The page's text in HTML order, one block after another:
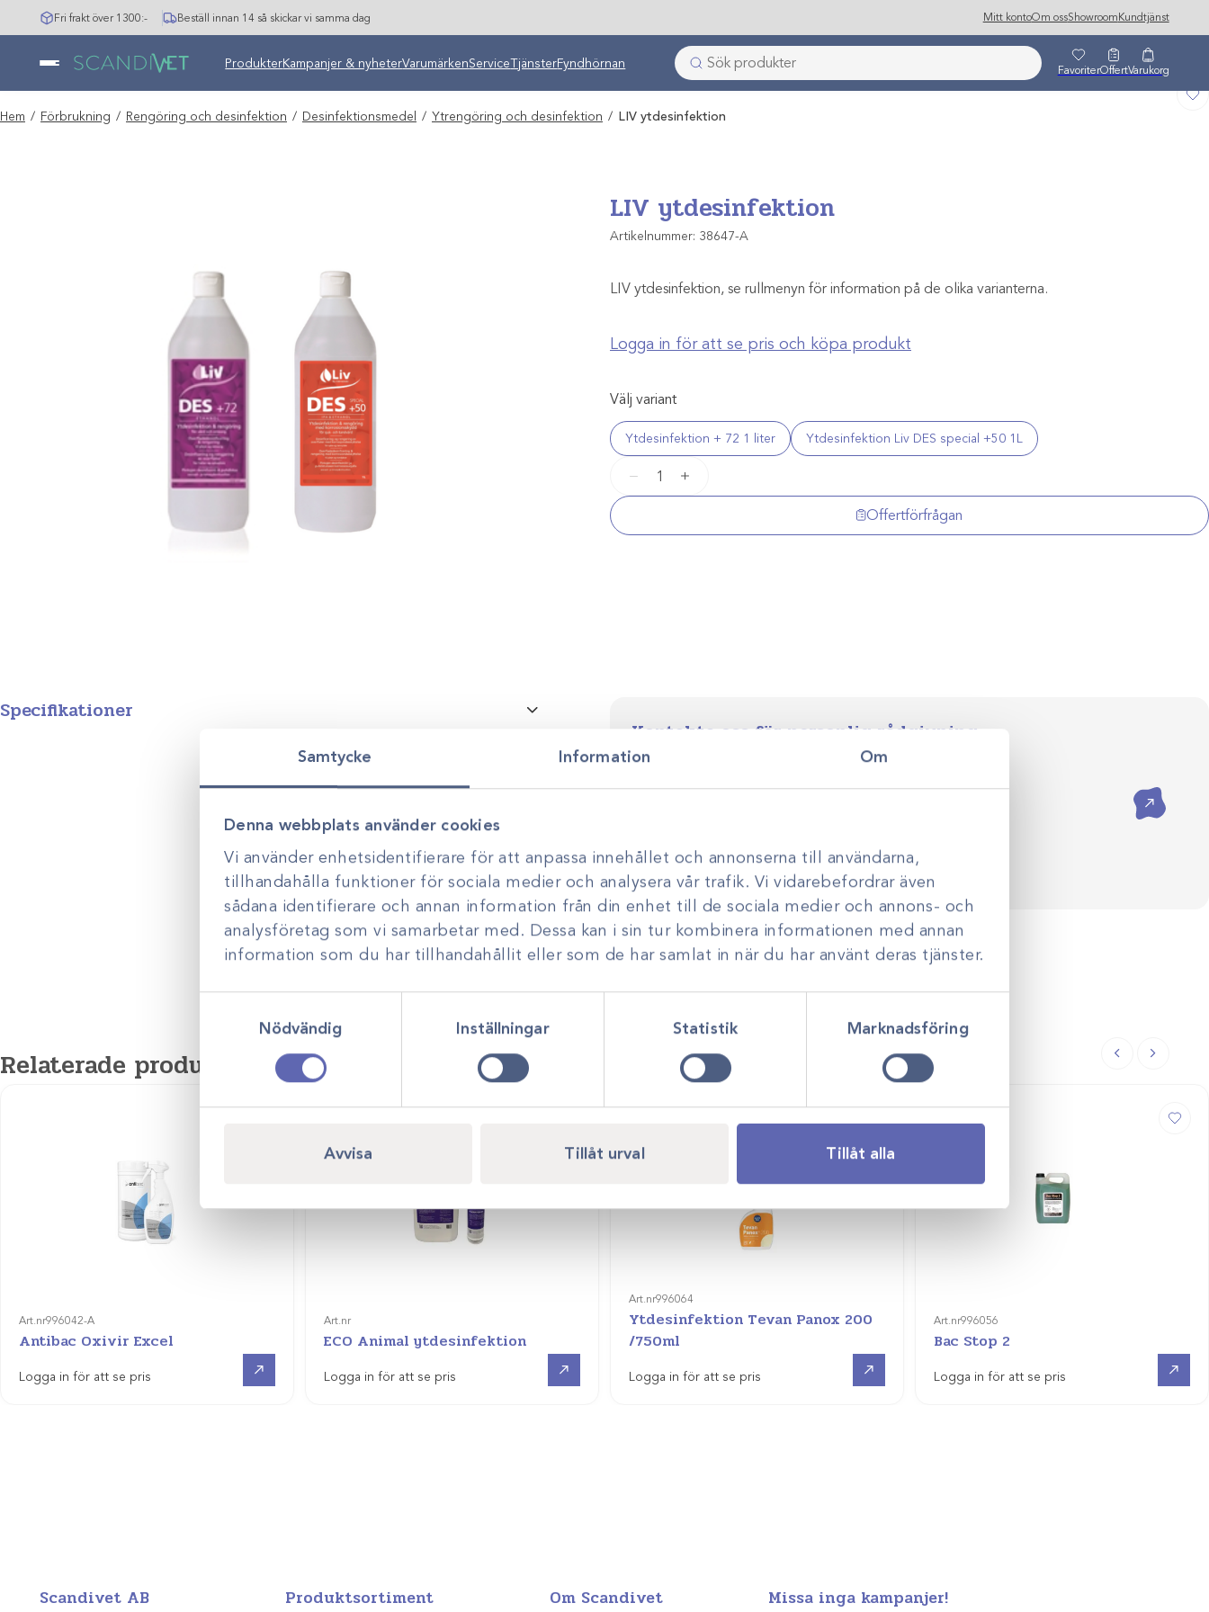
Samtycke Information Om
Denna webbplats använder cookies
Vi använder enhetsidentifierare för att anpassa innehållet och annonserna till användarna,
tillhandahålla funktioner för sociala medier och analysera vår trafik. Vi vidarebefordrar även
sådana identifierare och annan information från din enhet till de sociala medier och annons- och
analysföretag som vi samarbetar med. Dessa kan i sin tur kombinera informationen med annan
information som du har tillhandahållit eller som de har samlat in när du har använt deras tjänster.
Nödvändig
Inställningar Statistik Marknadsföring
Avvisa Tillåt urval Tillåt alla
Hoppa
till
Fri frakt över 1300:- Beställ innan 14 så skickar vi samma dag Mitt kontoOm ossShowroom Kundtjänst
Undermeny stängd: Varumärken
ProdukterKampanjer & nyheterVarumärkenServiceTjänsterFyndhörnan FavoriterOffertVarukorg
Hem / Förbrukning / Rengöring och desinfektion / Desinfektionsmedel / Ytrengöring och desinfektion / LIV ytdesinfektion
LIV ytdesinfektion
Artikelnummer: 38647-A
LIV ytdesinfektion, se rullmenyn för information på de olika varianterna.
Logga in för att se pris och köpa produkt
Välj variant
Ytdesinfektion + 72 1 liter Ytdesinfektion Liv DES special +50 1L
mängd
+
Offertförfrågan
Specifikationer
Ytdesinfektion + 72 1 liter, Ytdesinfektion Liv DES special +50 1L
Kontakta oss för personlig rådgivning
Vi stöttar dig i allt från produktval till klinikens långsiktiga
smarta, hållbara lösningar anpassade efter just er verksamhet.
Relaterade produkter
Art.nr996042-A
Antibac Oxivir Excel
Logga in för att se pris
Art.nr
ECO Animal ytdesinfektion
Logga in för att se pris
Art.nr996064
Ytdesinfektion Tevan Panox 200
/750ml
Logga in för att se pris
Art.nr996056
Bac Stop 2
Logga in för att se pris
Scandivet AB Produktsortiment Om Scandivet Missa inga kampanjer!